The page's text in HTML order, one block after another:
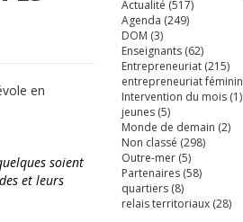
en
soient
et leurs
Actualité (517)
Agenda (249)
DOM (3)
Enseignants(62)
Entrepreneuriat(215)
entrepreneuriat féminin
Intervention du mois(1)
jeunes(5)
Monde de demain (2)
Non classé (298)
Outre-mer(5)
Partenaires(58)
quartiers(8)
relais territoriaux(28)